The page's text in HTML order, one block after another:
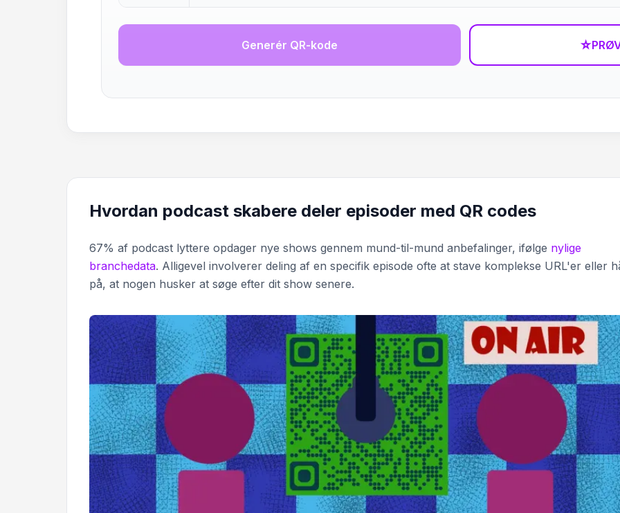
Generér QR-kode ☆
Hvordan podcast skabere deler episoder med QR codes
67% af podcast lyttere opdager nye shows gennem mund-til-mund anbefalinger, ifølge nylige
branchedata. Alligevel involverer deling af en specifik episode ofte at stave komplekse URL'er eller
på, at nogen husker at søge efter dit show senere.